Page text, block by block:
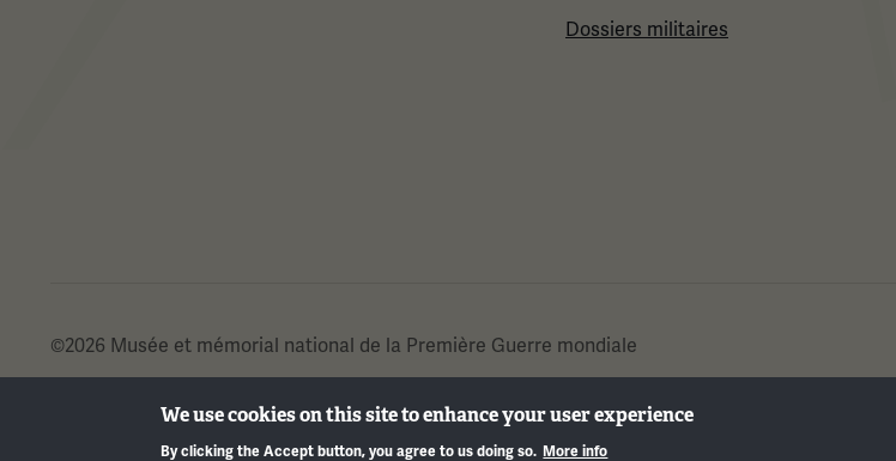
Dossiers militaires
©2026 Musée et mémorial national de la Première Guerre mondiale
We use cookies on this site to enhance your user experience
By clicking the Accept button, you agree to us doing so. More info